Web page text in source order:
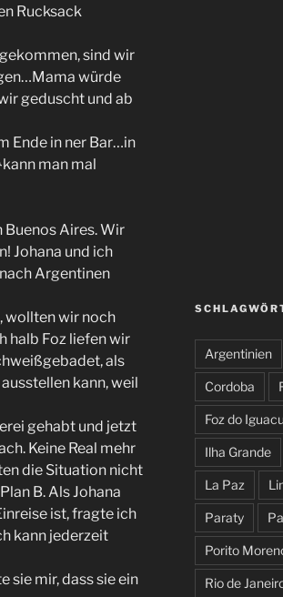
Rucksack
sind wir
würde
geduscht und ab
Ende in ner Bar…in
man mal
Aires. Wir
Johana und ich
Argentinen
wollten wir noch
halb Foz liefen wir
als
kann, weil
gehabt und jetzt
Keine Real mehr
die Situation nicht
B. Als Johana
ist, fragte ich
kann jederzeit
sie mir, dass sie ein
Argentinien
Cordoba
Foz do
Ilha Grande
La Paz
Paraty
Porito
Rio de